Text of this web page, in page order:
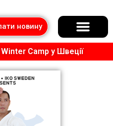
новину
Camp у Швеції